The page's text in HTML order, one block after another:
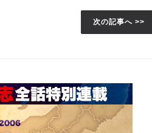
次の記事へ >>